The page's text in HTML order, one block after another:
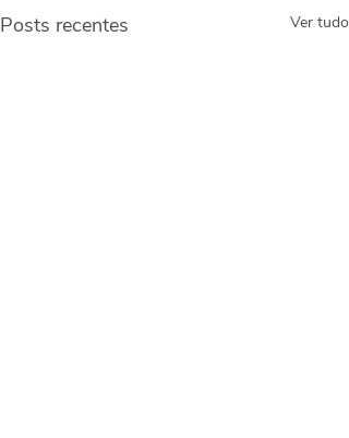
Posts recentes Ver tudo